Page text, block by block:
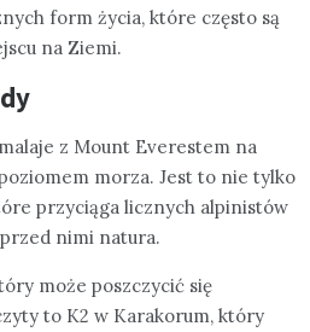
form życia, które często są
na Ziemi.
z Mount Everestem na
morza. Jest to nie tylko
przyciąga licznych alpinistów
nimi natura.
może poszczycić się
to K2 w Karakorum, który